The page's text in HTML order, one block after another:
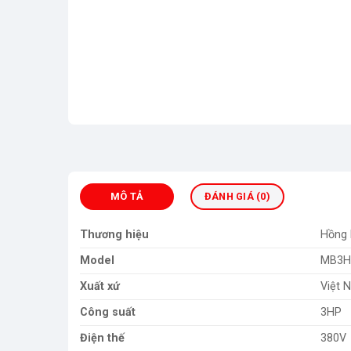
MÔ TẢ ĐÁNH GIÁ (0)
Thương hiệu
Hồng
Model
Xuất xứ
Việt
Công suất
3HP
Điện thế
380V